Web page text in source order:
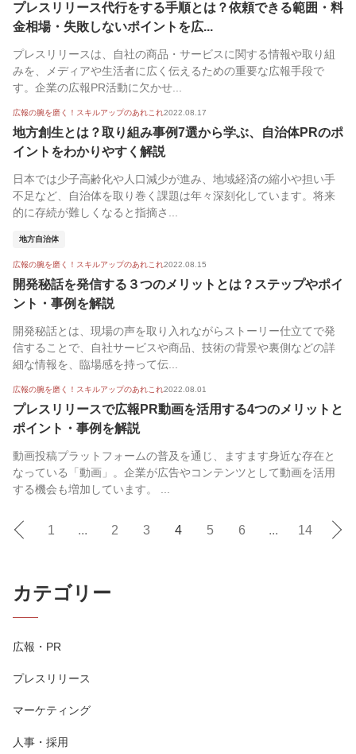
プレスリリース代行をする手順とは？依頼できる範囲・料
金相場・失敗しないポイントを広...
プレスリリースは、自社の商品・サービスに関する情報や取り組
みを、メディアや生活者に広く伝えるための重要な広報手段で
す。企業の広報PR活動に欠かせ...
広報の腕を磨く！スキルアップのあれこれ2022.08.17
地方創生とは？取り組み事例7選から学ぶ、自治体PRのポ
イントをわかりやすく解説
日本では少子高齢化や人口減少が進み、地域経済の縮小や担い手
不足など、自治体を取り巻く課題は年々深刻化しています。将来
的に存続が難しくなると指摘さ...
地方自治体
広報の腕を磨く！スキルアップのあれこれ2022.08.15
開発秘話を発信する３つのメリットとは？ステップやポイ
ント・事例を解説
開発秘話とは、現場の声を取り入れながらストーリー仕立てで発
信することで、自社サービスや商品、技術の背景や裏側などの詳
細な情報を、臨場感を持って伝...
広報の腕を磨く！スキルアップのあれこれ2022.08.01
プレスリリースで広報PR動画を活用する4つのメリットと
ポイント・事例を解説
動画投稿プラットフォームの普及を通じ、ますます身近な存在と
なっている「動画」。企業が広告やコンテンツとして動画を活用
する機会も増加しています。 ...
1 ... 2 3 4 5 6 ... 14
カテゴリー
広報・PR
プレスリリース
マーケティング
人事・採用